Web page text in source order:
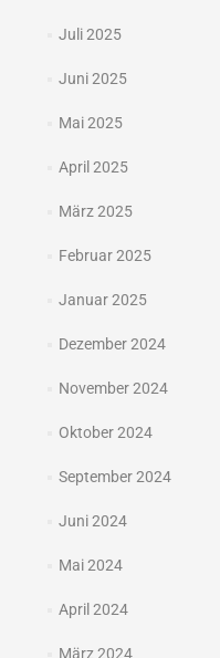
Juli 2025
Juni 2025
Mai 2025
April 2025
März 2025
Februar 2025
Januar 2025
Dezember 2024
November 2024
Oktober 2024
September 2024
Juni 2024
Mai 2024
April 2024
März 2024